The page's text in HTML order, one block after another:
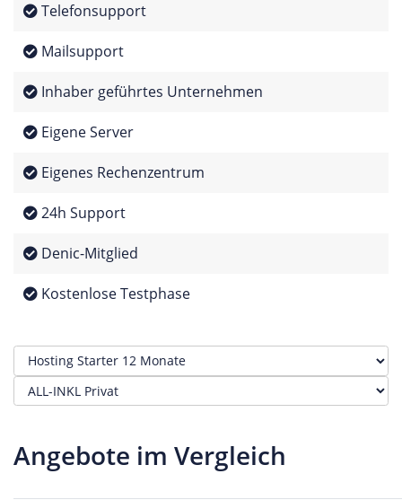
Telefonsupport
Mailsupport
Inhaber geführtes Unternehmen
Eigene Server
Eigenes Rechenzentrum
24h Support
Denic-Mitglied
Kostenlose Testphase
Angebote im Vergleich